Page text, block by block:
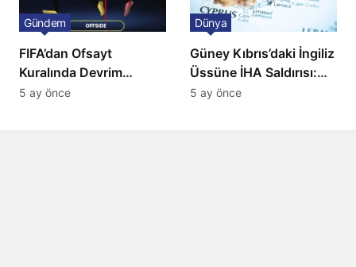
FIFA’dan Ofsayt
Kuralında Devrim
Niteliğinde Onay
Gündem
5 ay önce
Güney Kıbrıs’daki İngiliz
Üssüne İHA Saldırısı:
Patlama, Sirenler ve
Dünya
5 ay önce